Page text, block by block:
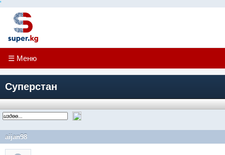
'
☰ Меню
Суперстан
aijan98